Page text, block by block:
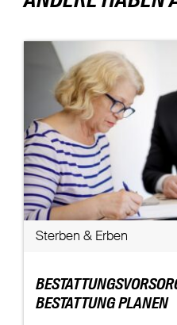
Sterben & Erben
BESTATTUNG PLANEN